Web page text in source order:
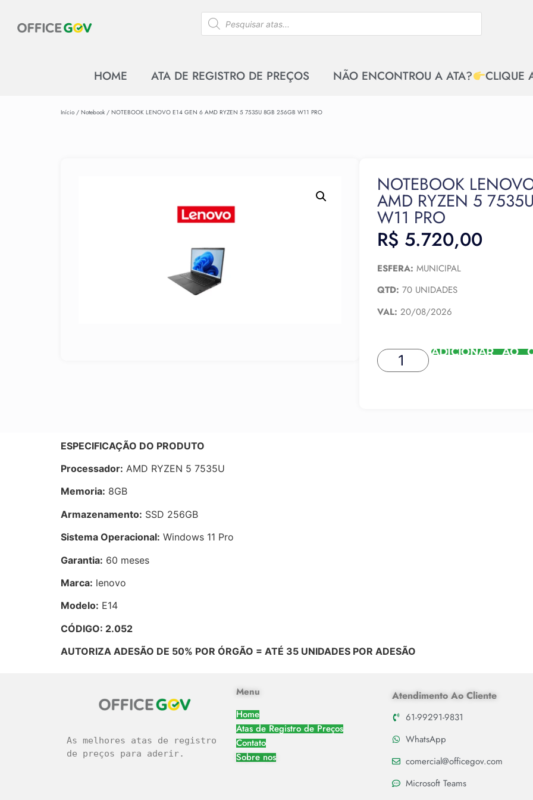
HOME ATA DE REGISTRO DE PREÇOS NÃO ENCONTROU A ATA? CLIQUE
Início / Notebook / NOTEBOOK LENOVO E14 GEN 6 AMD RYZEN 5 7535U 8GB 256GB W11 PRO
NOTEBOOK
AMD RYZEN 5
W11 PRO
R$ 5.720,00
ESFERA: MUNICIPAL
QTD: 70 UNIDADES
VAL: 20/08/2026
ADICIONAR AO
ESPECIFICAÇÃO DO PRODUTO
Processador: AMD RYZEN 5 7535U
Memoria: 8GB
Armazenamento: SSD 256GB
Sistema Operacional: Windows 11 Pro
Garantia: 60 meses
Marca: lenovo
Modelo: E14
CÓDIGO: 2.052
AUTORIZA ADESÃO DE 50% POR ÓRGÃO = ATÉ 35 UNIDADES POR ADESÃO
As melhores atas de registro
de preços para aderir.
Menu
Home
Atas de Registro de Preços
Contato
Sobre nos
Atendimento Ao Cliente
61-99291-9831
WhatsApp
comercial@officegov.com
Microsoft Teams